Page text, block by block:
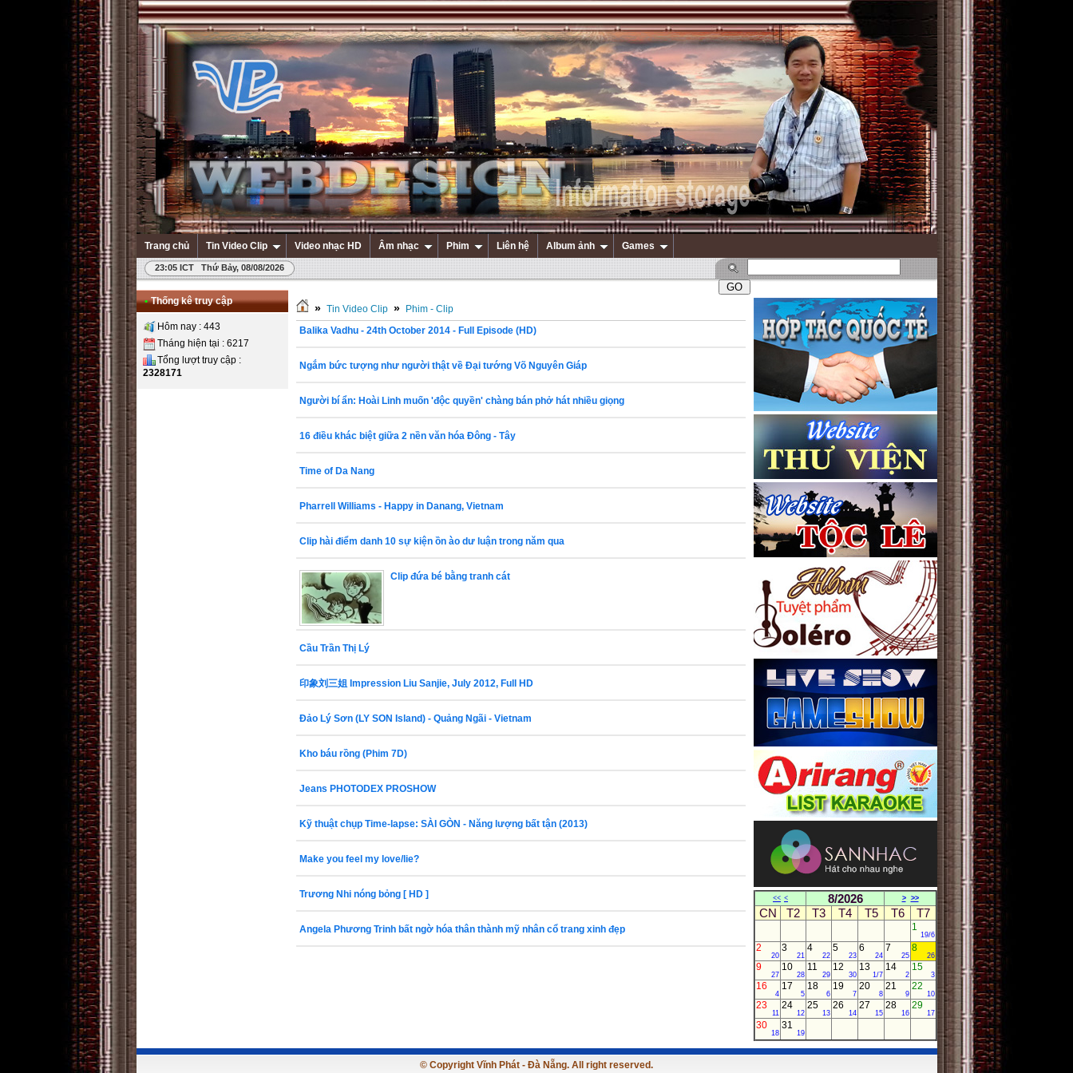
Trang chủ Tin Video Clip Video nhạc HD Âm nhạc Phim Liên hệ Album ảnh Games
23:05 ICT Thứ Bảy, 08/08/2026
• Thống kê truy cập
Hôm nay : 443
Tháng hiện tại : 6217
Tổng lượt truy cập :
2328171
» Tin Video Clip »
Phim - Clip
Balika Vadhu - 24th October 2014 - Full Episode (HD)
Ngắm bức tượng như người thật về Đại tướng Võ Nguyên Giáp
Người bí ẩn: Hoài Linh muốn 'độc quyền' chàng bán phở hát nhiều giọng
16 điều khác biệt giữa 2 nền văn hóa Đông - Tây
Time of Da Nang
Pharrell Williams - Happy in Danang, Vietnam
Clip hài điểm danh 10 sự kiện ồn ào dư luận trong năm qua
Clip đứa bé bằng tranh cát
Cầu Trần Thị Lý
印象刘三姐 Impression Liu Sanjie, July 2012, Full HD
Đảo Lý Sơn (LY SON Island) - Quảng Ngãi - Vietnam
Kho báu rồng (Phim 7D)
Jeans PHOTODEX PROSHOW
Kỹ thuật chụp Time-lapse: SÀI GÒN - Năng lượng bất tận (2013)
Make you feel my love/lie?
Trương Nhi nóng bỏng [ HD ]
Angela Phương Trinh bất ngờ hóa thân thành mỹ nhân cổ trang xinh đẹp
© Copyright Vĩnh Phát - Đà Nẵng. All right reserved.